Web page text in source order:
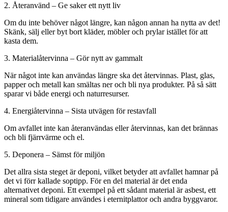
2. Återanvänd – Ge saker ett nytt liv
Om du inte behöver något längre, kan någon annan ha nytta av det!
Skänk, sälj eller byt bort kläder, möbler och prylar istället för att
kasta dem.
3. Materialåtervinna – Gör nytt av gammalt
När något inte kan användas längre ska det återvinnas. Plast, glas,
papper och metall kan smältas ner och bli nya produkter. På så sätt
sparar vi både energi och naturresurser.
4. Energiåtervinna – Sista utvägen för restavfall
Om avfallet inte kan återanvändas eller återvinnas, kan det brännas
och bli fjärrvärme och el.
5. Deponera – Sämst för miljön
Det allra sista steget är deponi, vilket betyder att avfallet hamnar på
det vi förr kallade soptipp. För en del material är det enda
alternativet deponi. Ett exempel på ett sådant material är asbest, ett
mineral som tidigare användes i eternitplattor och andra byggvaror.